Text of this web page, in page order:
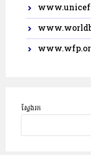
ស្វែងរក